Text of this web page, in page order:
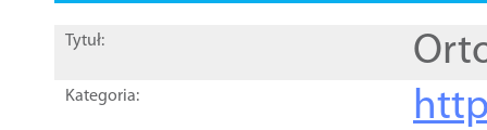
Tytuł:
Kategoria: